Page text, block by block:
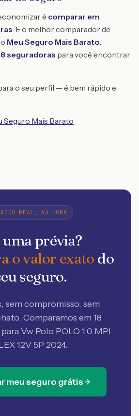
é comparar em
. E o melhor comparador de
Meu Seguro Mais Barato.
seguradoras para você encontrar
o seu perfil — é bem rápido e
Seguro Mais Barato
REAL, NA HORA
prévia?
o valor exato do
seguro.
sem compromisso, sem
Comparamos em 18
para Vw Polo POLO 1.0 MPI
12V 5P 2024.
meu seguro grátis